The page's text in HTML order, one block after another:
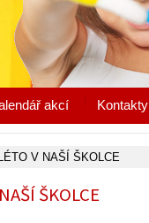
akcí Kontakty
V NAŠÍ ŠKOLCE
ŠKOLCE